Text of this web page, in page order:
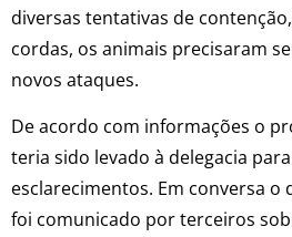
diversas tentativas de
cordas, os animais precisaram
novos ataques.
De acordo com informações o
teria sido levado à delegacia
esclarecimentos. Em conversa
foi comunicado por terceiros